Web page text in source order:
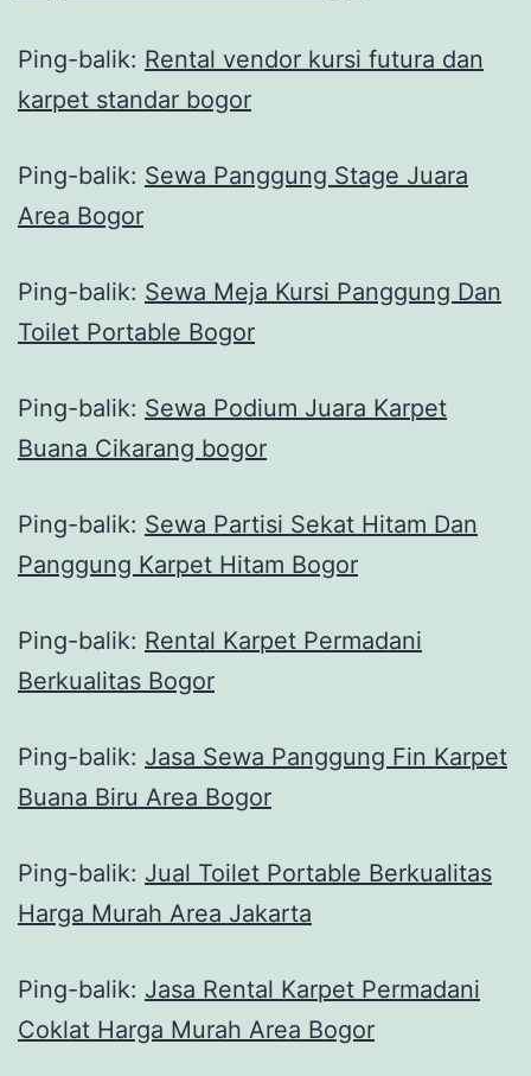
Ping-balik: Rental vendor kursi futura dan
karpet standar bogor
Ping-balik: Sewa Panggung Stage Juara
Area Bogor
Ping-balik: Sewa Meja Kursi Panggung Dan
Toilet Portable Bogor
Ping-balik: Sewa Podium Juara Karpet
Buana Cikarang bogor
Ping-balik: Sewa Partisi Sekat Hitam Dan
Panggung Karpet Hitam Bogor
Ping-balik: Rental Karpet Permadani
Berkualitas Bogor
Ping-balik: Jasa Sewa Panggung Fin Karpet
Buana Biru Area Bogor
Ping-balik: Jual Toilet Portable Berkualitas
Harga Murah Area Jakarta
Ping-balik: Jasa Rental Karpet Permadani
Coklat Harga Murah Area Bogor